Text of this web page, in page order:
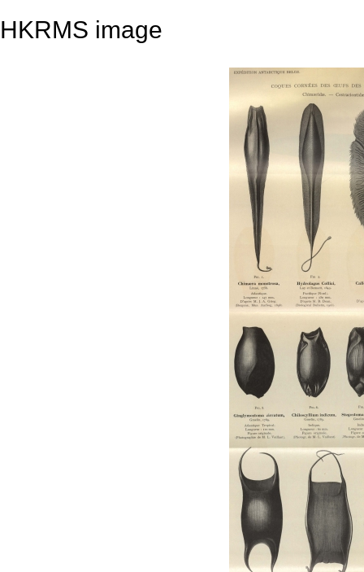
HKRMS image